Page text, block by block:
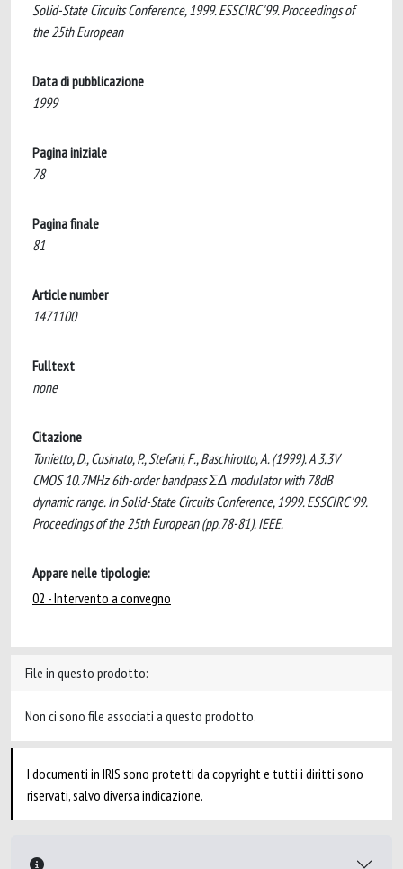
Solid-State Circuits Conference, 1999. ESSCIRC '99. Proceedings of
the 25th European
Data di pubblicazione
1999
Pagina iniziale
78
Pagina finale
81
Article number
1471100
Fulltext
none
Citazione
Tonietto, D., Cusinato, P., Stefani, F., Baschirotto, A. (1999). A 3.3V
CMOS 10.7MHz 6th-order bandpass ΣΔ modulator with 78dB
dynamic range. In Solid-State Circuits Conference, 1999. ESSCIRC '99.
Proceedings of the 25th European (pp.78-81). IEEE.
Appare nelle tipologie:
02 - Intervento a convegno
File in questo prodotto:
Non ci sono file associati a questo prodotto.
I documenti in IRIS sono protetti da copyright e tutti i diritti sono
riservati, salvo diversa indicazione.